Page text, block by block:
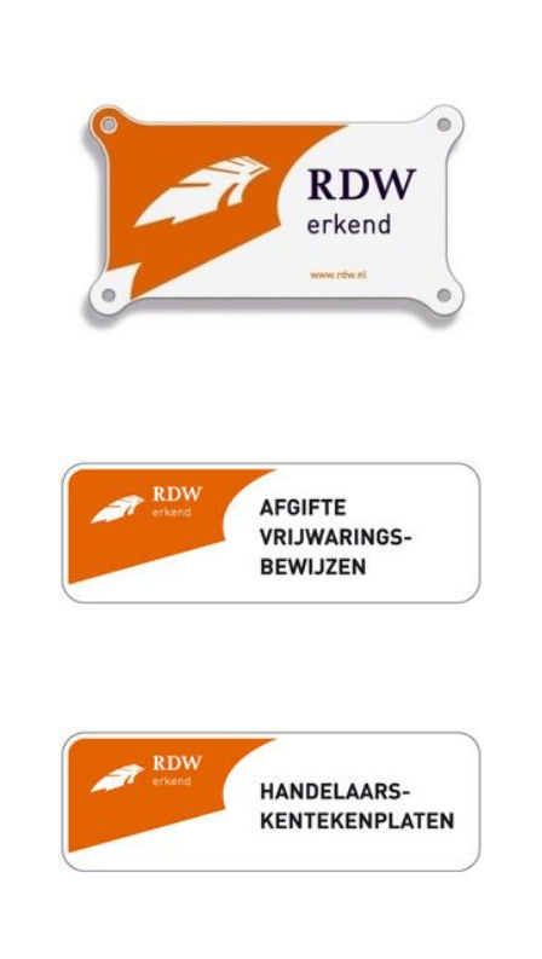
Sportvelgen
Interieur
Achterbank in delen neerklapbaar
Achterbank verwarmd
Airco
Armsteun voor
Bagage-scheidingsnet
Binnenspiegel automatisch dimmend
Elektrische ramen achter
Elektrische ramen voor
Elektrische ramen voor en achter
Lendesteun(en) verstelbaar